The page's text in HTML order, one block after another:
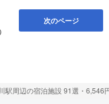
次のページ
駅周辺の宿泊施設 91選・6,546